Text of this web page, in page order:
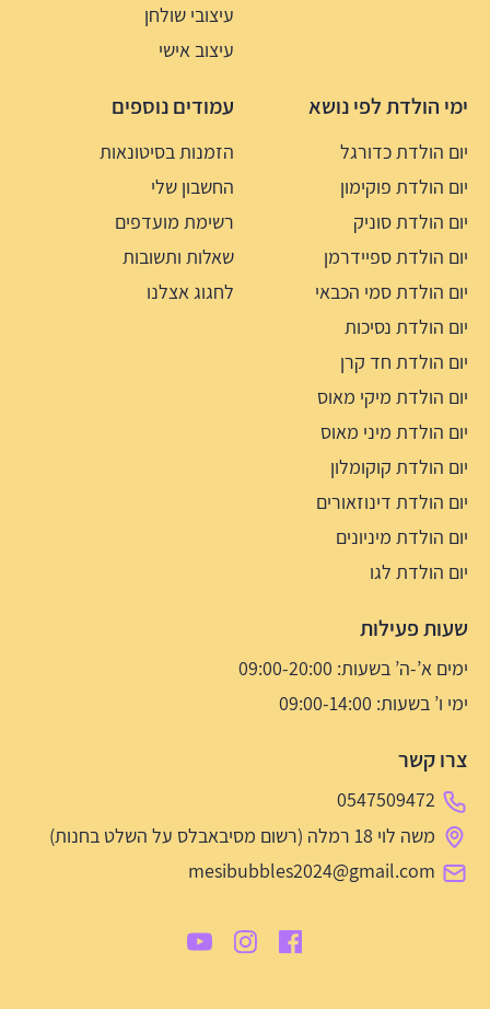
עיצובי שולחן
עיצוב אישי
ימי הולדת לפי נושא
יום הולדת כדורגל
יום הולדת פוקימון
יום הולדת סוניק
יום הולדת ספיידרמן
יום הולדת סמי הכבאי
יום הולדת נסיכות
יום הולדת חד קרן
יום הולדת מיקי מאוס
יום הולדת מיני מאוס
יום הולדת קוקומלון
יום הולדת דינוזאורים
יום הולדת מיניונים
יום הולדת לגו
עמודים נוספים
הזמנות בסיטונאות
החשבון שלי
רשימת מועדפים
שאלות ותשובות
לחגוג אצלנו
שעות פעילות
ימים א’-ה’ בשעות: 09:00-20:00
ימי ו’ בשעות: 09:00-14:00
צרו קשר
0547509472
משה לוי 18 רמלה (רשום מסיבאבלס על השלט בחנות)
mesibubbles2024@gmail.com